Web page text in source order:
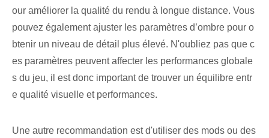
our améliorer la qualité du rendu à longue distance. Vous
pouvez également ajuster les paramètres d’ombre pour o
btenir un niveau de détail plus élevé. N'oubliez pas que c
es paramètres peuvent affecter les performances globale
s du jeu, il est donc important de trouver un équilibre entr
e qualité visuelle et performances.
Une autre recommandation est d'utiliser des mods ou des